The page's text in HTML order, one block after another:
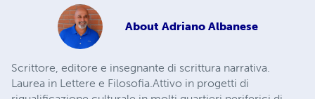
About Adriano Albanese
Scrittore, editore e insegnante di scrittura narrativa.
Laurea in Lettere e Filosofia.Attivo in progetti di